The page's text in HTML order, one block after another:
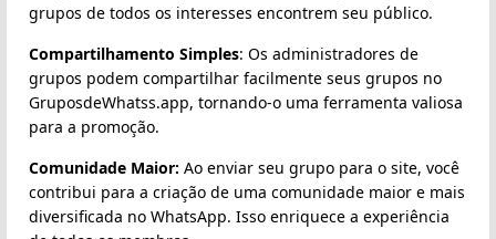
grupos de todos os interesses encontrem seu público.
Compartilhamento Simples: Os administradores de
grupos podem compartilhar facilmente seus grupos no
GruposdeWhatss.app, tornando-o uma ferramenta valiosa
para a promoção.
Comunidade Maior: Ao enviar seu grupo para o site, você
contribui para a criação de uma comunidade maior e mais
diversificada no WhatsApp. Isso enriquece a experiência